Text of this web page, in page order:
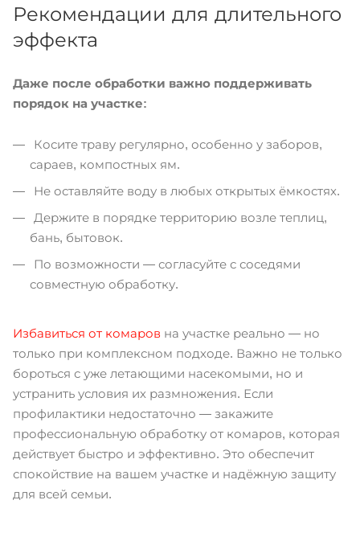
Рекомендации для длительного
эффекта
Даже после обработки важно поддерживать
порядок на участке:
Косите траву регулярно, особенно у заборов,
сараев, компостных ям.
Не оставляйте воду в любых открытых ёмкостях.
Держите в порядке территорию возле теплиц,
бань, бытовок.
По возможности — согласуйте с соседями
совместную обработку.
Избавиться от комаров на участке реально — но
только при комплексном подходе. Важно не только
бороться с уже летающими насекомыми, но и
устранить условия их размножения. Если
профилактики недостаточно — закажите
профессиональную обработку от комаров, которая
действует быстро и эффективно. Это обеспечит
спокойствие на вашем участке и надёжную защиту
для всей семьи.